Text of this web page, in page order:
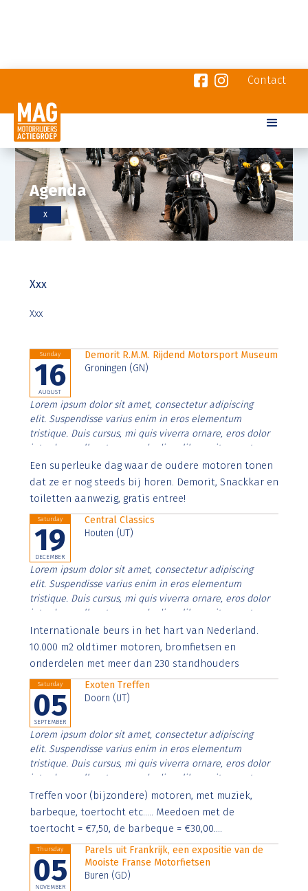
Contact
Agenda
X
Xxx
Xxx
Sunday
16
AUGUST
Demorit R.M.M. Rijdend Motorsport Museum
Groningen (GN)
Lorem ipsum dolor sit amet, consectetur adipiscing
elit. Suspendisse varius enim in eros elementum
tristique. Duis cursus, mi quis viverra ornare, eros dolor
interdum nulla, ut commodo diam libero vitae erat.
Aenean faucibus nibh et justo cursus id rutrum lorem
imperdiet. Nunc ut sem vitae risus tristique posuere.
Een superleuke dag waar de oudere motoren tonen
dat ze er nog steeds bij horen. Demorit, Snackkar en
toiletten aanwezig, gratis entree!
Saturday
19
DECEMBER
Central Classics
Houten (UT)
Lorem ipsum dolor sit amet, consectetur adipiscing
elit. Suspendisse varius enim in eros elementum
tristique. Duis cursus, mi quis viverra ornare, eros dolor
interdum nulla, ut commodo diam libero vitae erat.
Aenean faucibus nibh et justo cursus id rutrum lorem
imperdiet. Nunc ut sem vitae risus tristique posuere.
Internationale beurs in het hart van Nederland.
10.000 m2 oldtimer motoren, bromfietsen en
onderdelen met meer dan 230 standhouders
Saturday
05
SEPTEMBER
Exoten Treffen
Doorn (UT)
Lorem ipsum dolor sit amet, consectetur adipiscing
elit. Suspendisse varius enim in eros elementum
tristique. Duis cursus, mi quis viverra ornare, eros dolor
interdum nulla, ut commodo diam libero vitae erat.
Aenean faucibus nibh et justo cursus id rutrum lorem
imperdiet. Nunc ut sem vitae risus tristique posuere.
Treffen voor (bijzondere) motoren, met muziek,
barbeque, toertocht etc..... Meedoen met de
toertocht = €7,50, de barbeque = €30,00....
Thursday
05
NOVEMBER
Parels uit Frankrijk, een expositie van de
Mooiste Franse Motorfietsen
Buren (GD)